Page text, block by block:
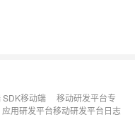
SDK移动端
移动研发平台专
应用研发平台移动研发平台日志